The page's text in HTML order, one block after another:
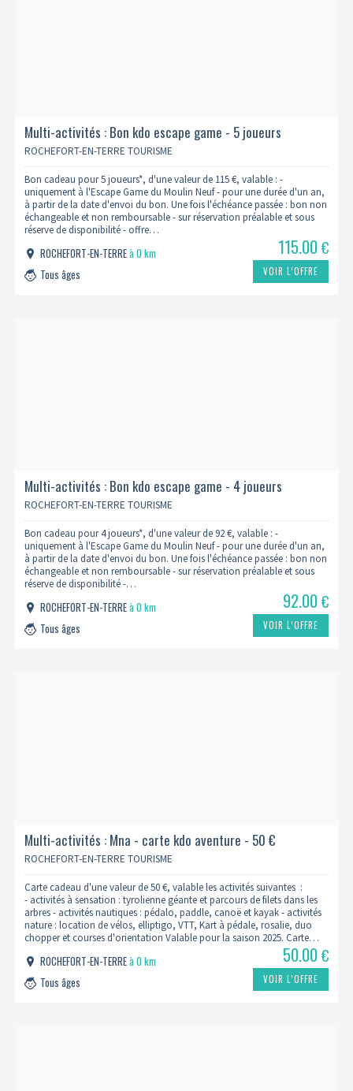
Multi-activités : Bon kdo escape game - 5 joueurs
ROCHEFORT-EN-TERRE TOURISME
Bon cadeau pour 5 joueurs*, d'une valeur de 115 €, valable : -
uniquement à l'Escape Game du Moulin Neuf - pour une durée d'un an,
à partir de la date d'envoi du bon. Une fois l'échéance passée : bon non
échangeable et non remboursable - sur réservation préalable et sous
réserve de disponibilité - offre…
ROCHEFORT-EN-TERREà 0 km
Tous âges
115.00€
VOIR L’OFFRE
Multi-activités : Bon kdo escape game - 4 joueurs
ROCHEFORT-EN-TERRE TOURISME
Bon cadeau pour 4 joueurs*, d'une valeur de 92 €, valable : -
uniquement à l'Escape Game du Moulin Neuf - pour une durée d'un an,
à partir de la date d'envoi du bon. Une fois l'échéance passée : bon non
échangeable et non remboursable - sur réservation préalable et sous
réserve de disponibilité -…
ROCHEFORT-EN-TERREà 0 km
Tous âges
92.00€
VOIR L’OFFRE
Multi-activités : Mna - carte kdo aventure - 50 €
ROCHEFORT-EN-TERRE TOURISME
Carte cadeau d'une valeur de 50 €, valable les activités suivantes :
- activités à sensation : tyrolienne géante et parcours de filets dans les
arbres - activités nautiques : pédalo, paddle, canoë et kayak - activités
nature : location de vélos, elliptigo, VTT, Kart à pédale, rosalie, duo
chopper et courses d'orientation Valable pour la saison 2025. Carte…
ROCHEFORT-EN-TERREà 0 km
Tous âges
50.00€
VOIR L’OFFRE